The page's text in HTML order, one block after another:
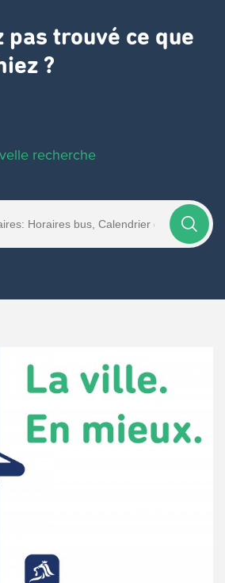
pas trouvé ce que
?
recherche